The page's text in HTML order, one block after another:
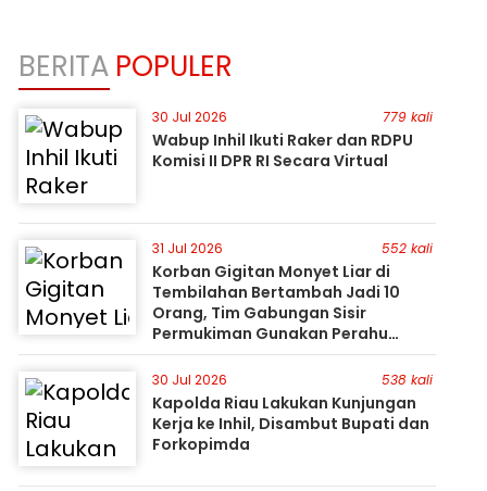
BERITA POPULER
30 Jul 2026 779 kali
Wabup Inhil Ikuti Raker dan RDPU
Komisi II DPR RI Secara Virtual
31 Jul 2026 552 kali
Korban Gigitan Monyet Liar di
Tembilahan Bertambah Jadi 10
Orang, Tim Gabungan Sisir
Permukiman Gunakan Perahu
Karet
30 Jul 2026 538 kali
Kapolda Riau Lakukan Kunjungan
Kerja ke Inhil, Disambut Bupati dan
Forkopimda